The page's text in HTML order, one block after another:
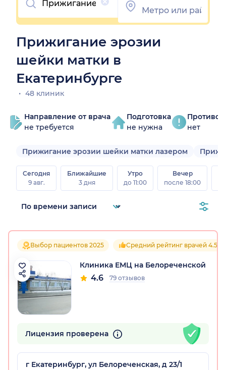
Прижигание эрозии
шейки матки в
Екатеринбурге
48 клиник
Направление от врача
не требуется
Подготовка
не нужна
нет
Прижигание эрозии шейки матки лазером
Сегодня
9 авг.
Ближайшие
3 дня
Утро
до 11:00
Вечер
после 18:00
Выбор пациентов 2025 Средний рейтинг врачей 4.5
Клиника ЕМЦ на Белореченской
4.6 79 отзывов
Лицензия проверена
г Екатеринбург, ул Белореченская, д 23/1